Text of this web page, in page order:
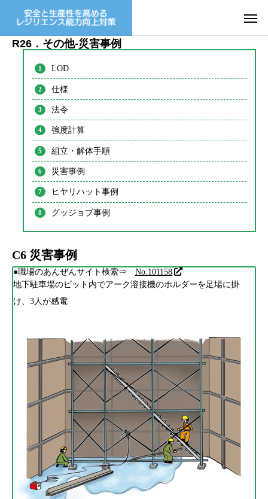
R26．その他-災害事例
LOD
仕様
法令
強度計算
組立・解体手順
災害事例
ヒヤリハット事例
グッジョブ事例
C6 災害事例
●職場のあんぜんサイト検索⇒ No.101158
地下駐車場のピット内でアーク溶接機のホルダーを足場に掛
け、3人が感電